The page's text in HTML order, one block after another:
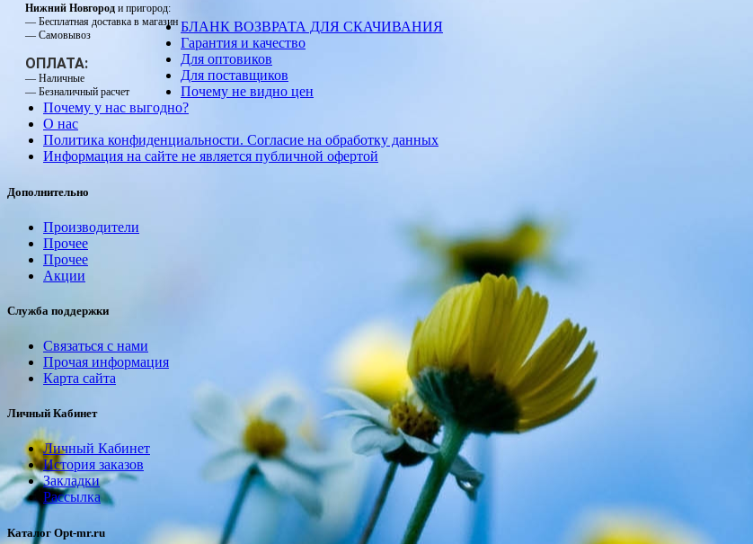
Нижний Новгород и пригород:
— Бесплатная доставка в магазин
— Самовывоз
ОПЛАТА:
— Наличные
— Безналичный расчет
БЛАНК ВОЗВРАТА ДЛЯ СКАЧИВАНИЯ
Гарантия и качество
Для оптовиков
Для поставщиков
Почему не видно цен
Почему у нас выгодно?
О нас
Политика конфиденциальности. Согласие на обработку данных
Информация на сайте не является публичной офертой
Дополнительно
Производители
Прочее
Прочее
Акции
Служба поддержки
Связаться с нами
Прочая информация
Карта сайта
Личный Кабинет
Личный Кабинет
История заказов
Закладки
Рассылка
Каталог Opt-mr.ru